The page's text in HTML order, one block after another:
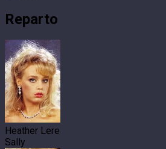
Reparto
Heather Lere
Sally